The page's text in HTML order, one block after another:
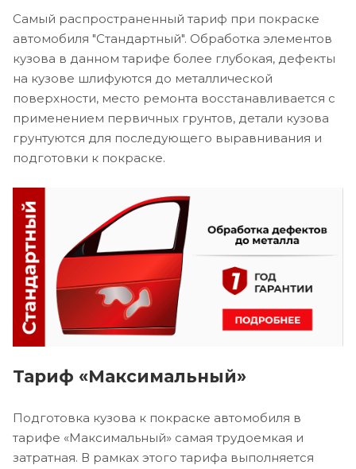
Самый распространенный тариф при покраске
автомобиля "Стандартный". Обработка элементов
кузова в данном тарифе более глубокая, дефекты
на кузове шлифуются до металлической
поверхности, место ремонта восстанавливается с
применением первичных грунтов, детали кузова
грунтуются для последующего выравнивания и
подготовки к покраске.
Тариф «Максимальный»
Подготовка кузова к покраске автомобиля в
тарифе «Максимальный» самая трудоемкая и
затратная. В рамках этого тарифа выполняется